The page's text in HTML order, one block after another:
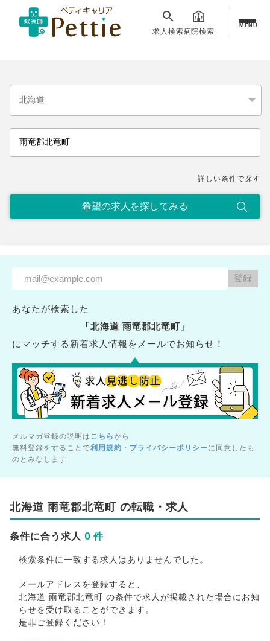
求人検索病院検索
MENU
詳しい条件で探す
あなたが検索した
「北海道 雨竜郡北竜町」
にマッチする新着求人情報をメールでお知らせ！
メルマガ登録の説明は こちらから
無料登録をすることで利用規約 ・ プライバシーポリシーに同意したも
のとみなします
北海道 雨竜郡北竜町 の転職・求人
条件に合う求人 0 件
検索条件に一致する求人はありませんでした。
メールアドレスを登録すると、
北海道 雨竜郡北竜町 の条件で求人が掲載された場合にお知
らせを受け取ることができます。
是非ご登録ください！